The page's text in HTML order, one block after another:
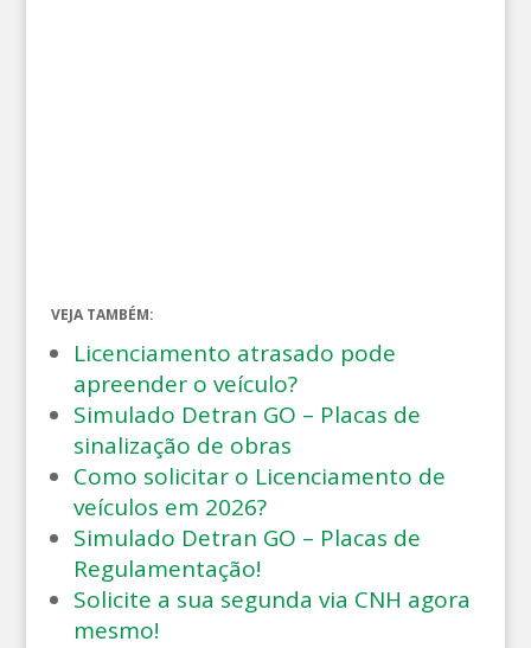
VEJA TAMBÉM:
Licenciamento atrasado pode
apreender o veículo?
Simulado Detran GO – Placas de
sinalização de obras
Como solicitar o Licenciamento de
veículos em 2026?
Simulado Detran GO – Placas de
Regulamentação!
Solicite a sua segunda via CNH agora
mesmo!